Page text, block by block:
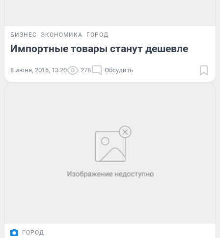
БИЗНЕС ЭКОНОМИКА ГОРОД
Импортные товары станут дешевле
8 июня, 2016, 13:20 278 Обсудить
ГОРОД